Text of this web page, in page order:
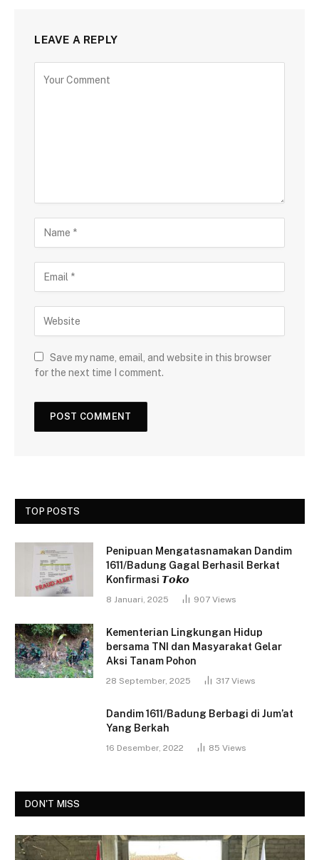
LEAVE A REPLY
Save my name, email, and website in this browser
for the next time I comment.
TOP POSTS
Penipuan Mengatasnamakan Dandim
1611/Badung Gagal Berhasil Berkat
Konfirmasi 𝙏𝙤𝙠𝙤
8 Januari, 2025 907 Views
Kementerian Lingkungan Hidup
bersama TNI dan Masyarakat Gelar
Aksi Tanam Pohon
28 September, 2025 317 Views
Dandim 1611/Badung Berbagi di Jum’at
Yang Berkah
16 Desember, 2022 85 Views
DON'T MISS